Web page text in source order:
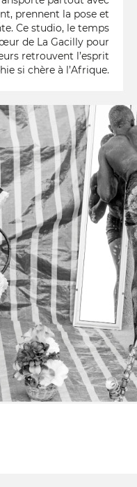
prennent la pose et
Ce studio, le temps
de La Gacilly pour
retrouvent l’esprit
si chère à l’Afrique.